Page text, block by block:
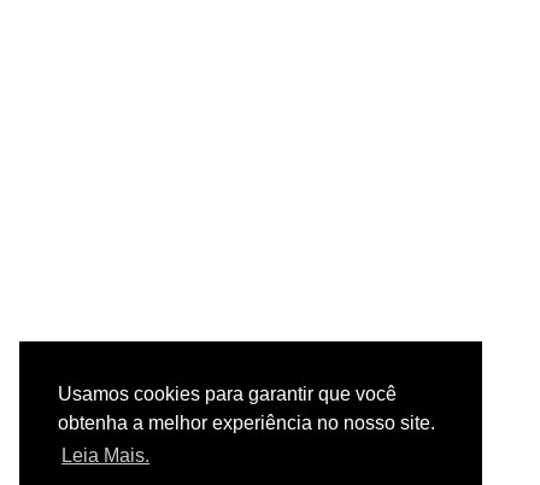
Usamos cookies para garantir que você
obtenha a melhor experiência no nosso site.
Leia Mais.